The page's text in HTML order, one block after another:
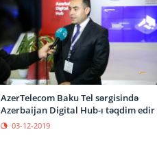
AzerTelecom Baku Tel sərgisində
Azerbaijan Digital Hub-ı təqdim edir
03-12-2019